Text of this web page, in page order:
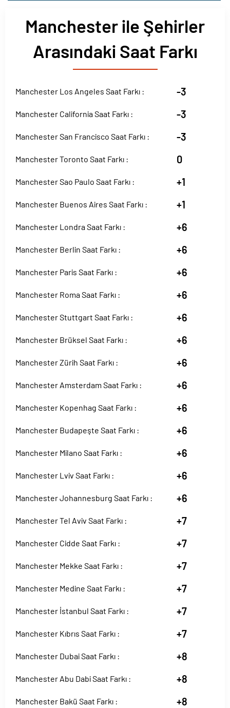
Manchester ile Şehirler
Arasındaki Saat Farkı
Manchester Los Angeles Saat Farkı : -3
Manchester California Saat Farkı : -3
Manchester San Francisco Saat Farkı : -3
Manchester Toronto Saat Farkı : 0
Manchester Sao Paulo Saat Farkı : +1
Manchester Buenos Aires Saat Farkı : +1
Manchester Londra Saat Farkı : +6
Manchester Berlin Saat Farkı : +6
Manchester Paris Saat Farkı : +6
Manchester Roma Saat Farkı : +6
Manchester Stuttgart Saat Farkı : +6
Manchester Brüksel Saat Farkı : +6
Manchester Zürih Saat Farkı : +6
Manchester Amsterdam Saat Farkı : +6
Manchester Kopenhag Saat Farkı : +6
Manchester Budapeşte Saat Farkı : +6
Manchester Milano Saat Farkı : +6
Manchester Lviv Saat Farkı : +6
Manchester Johannesburg Saat Farkı : +6
Manchester Tel Aviv Saat Farkı : +7
Manchester Cidde Saat Farkı : +7
Manchester Mekke Saat Farkı : +7
Manchester Medine Saat Farkı : +7
Manchester İstanbul Saat Farkı : +7
Manchester Kıbrıs Saat Farkı : +7
Manchester Dubai Saat Farkı : +8
Manchester Abu Dabi Saat Farkı : +8
Manchester Bakü Saat Farkı : +8